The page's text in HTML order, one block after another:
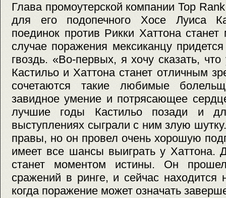
Глава промоутерской компании Top
для его подопечного Хосе Луиса
поединок против Рикки Хаттона
случае поражения мексиканцу
гвоздь. «Во-первых, я хочу сказать,
Кастильо и Хаттона станет отличным
сочетаются такие любимые
завидное умение и потрясающее
лучшие годы Кастильо позади и
выступлениях сыграли с ним злую
правы, но он провел очень хорошую
имеет все шансы выиграть у Хаттона.
станет моментом истины. Он
сражений в ринге, и сейчас находится
когда поражение может означать